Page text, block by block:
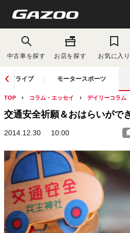
中古車を探す お店を探す お気に入り
ドライブ モータースポーツ
TOP コラム・エッセイ デイリーコラム
交通安全祈願＆おはらいがで
2014.12.30 10:00